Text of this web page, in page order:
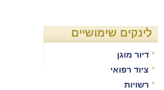
לינקים שימושיים
דיור מוגן
ציוד רפואי
רשויות